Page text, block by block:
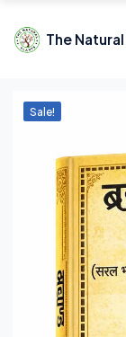
The
Sale!